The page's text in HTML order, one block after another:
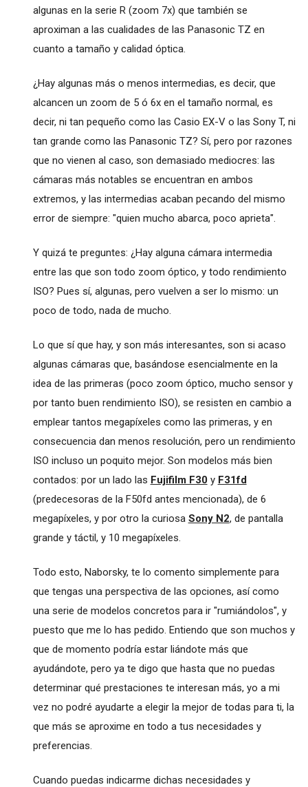
algunas en la serie R (zoom 7x) que también se
aproximan a las cualidades de las Panasonic TZ en
cuanto a tamaño y calidad óptica.
¿Hay algunas más o menos intermedias, es decir, que
alcancen un zoom de 5 ó 6x en el tamaño normal, es
decir, ni tan pequeño como las Casio EX-V o las Sony T, ni
tan grande como las Panasonic TZ? Sí, pero por razones
que no vienen al caso, son demasiado mediocres: las
cámaras más notables se encuentran en ambos
extremos, y las intermedias acaban pecando del mismo
error de siempre: "quien mucho abarca, poco aprieta".
Y quizá te preguntes: ¿Hay alguna cámara intermedia
entre las que son todo zoom óptico, y todo rendimiento
ISO? Pues sí, algunas, pero vuelven a ser lo mismo: un
poco de todo, nada de mucho.
Lo que sí que hay, y son más interesantes, son si acaso
algunas cámaras que, basándose esencialmente en la
idea de las primeras (poco zoom óptico, mucho sensor y
por tanto buen rendimiento ISO), se resisten en cambio a
emplear tantos megapíxeles como las primeras, y en
consecuencia dan menos resolución, pero un rendimiento
ISO incluso un poquito mejor. Son modelos más bien
contados: por un lado las Fujifilm F30y F31fd
(predecesoras de la F50fd antes mencionada), de 6
megapíxeles, y por otro la curiosa Sony N2, de pantalla
grande y táctil, y 10 megapíxeles.
Todo esto, Naborsky, te lo comento simplemente para
que tengas una perspectiva de las opciones, así como
una serie de modelos concretos para ir "rumiándolos", y
puesto que me lo has pedido. Entiendo que son muchos y
que de momento podría estar liándote más que
ayudándote, pero ya te digo que hasta que no puedas
determinar qué prestaciones te interesan más, yo a mi
vez no podré ayudarte a elegir la mejor de todas para ti, la
que más se aproxime en todo a tus necesidades y
preferencias.
Cuando puedas indicarme dichas necesidades y